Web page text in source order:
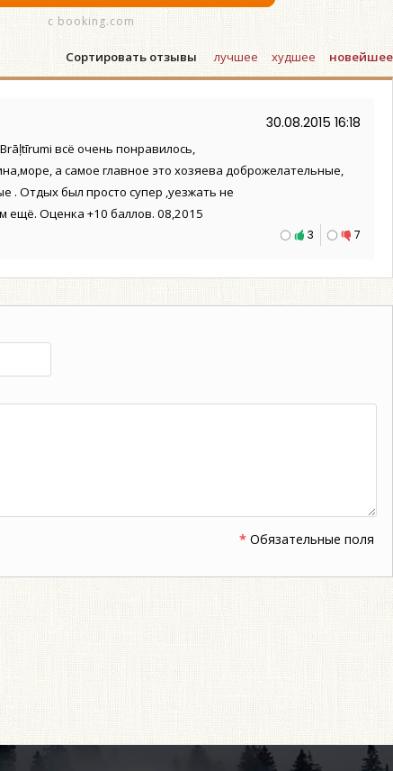
с booking.com
Сортировать отзывы лучшее худшее новейшее
30.08.2015 16:18
всё очень понравилось,
а самое главное это хозяева доброжелательные,
. Отдых был просто супер ,уезжать не
ещё. Оценка +10 баллов. 08,2015
7
3
* Обязательные поля